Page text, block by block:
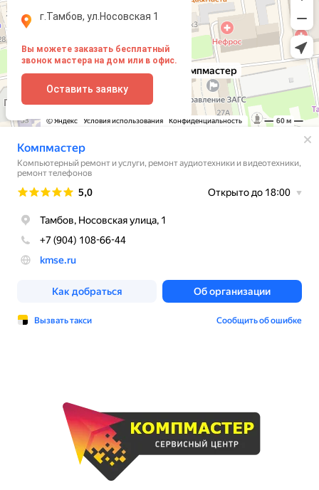
г.Тамбов, ул.Носовская 1
Вы можете заказать бесплатный
звонок мастера на дом или в офис.
Оставить заявку